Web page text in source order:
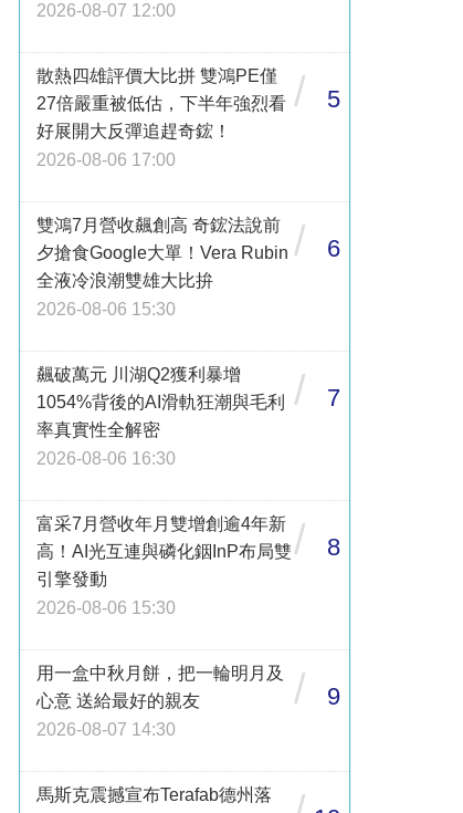
2026-08-07 12:00
散熱四雄評價大比拼 雙鴻PE僅
27倍嚴重被低估，下半年強烈看
好展開大反彈追趕奇鋐！
2026-08-06 17:00
/ 5
雙鴻7月營收飆創高 奇鋐法說前
夕搶食Google大單！Vera Rubin
全液冷浪潮雙雄大比拚
2026-08-06 15:30
/ 6
飆破萬元 川湖Q2獲利暴增
1054%背後的AI滑軌狂潮與毛利
率真實性全解密
2026-08-06 16:30
/ 7
富采7月營收年月雙增創逾4年新
高！AI光互連與磷化銦InP布局雙
引擎發動
2026-08-06 15:30
/ 8
用一盒中秋月餅，把一輪明月及
心意 送給最好的親友
2026-08-07 14:30
/ 9
馬斯克震撼宣布Terafab德州落